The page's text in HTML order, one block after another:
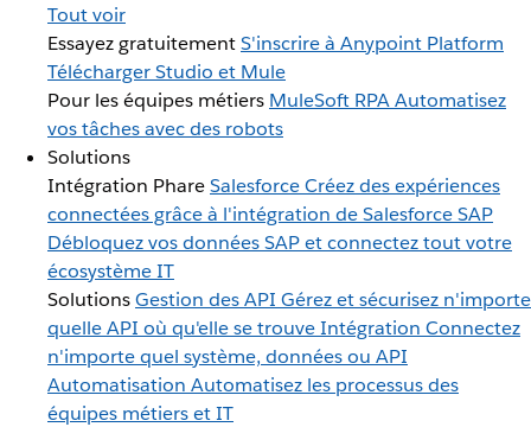
Tout voir
Essayez gratuitementS'inscrire à Anypoint Platform
Télécharger Studio et Mule
Pour les équipes métiers MuleSoft RPAAutomatisez
vos tâches avec des robots
Solutions
Intégration PhareSalesforceCréez des expériences
connectées grâce à l'intégration de SalesforceSAP
Débloquez vos données SAP et connectez tout votre
écosystème IT
SolutionsGestion des API Gérez et sécurisez n'importe
quelle API où qu'elle se trouveIntégration Connectez
n'importe quel système, données ou API
Automatisation Automatisez les processus des
équipes métiers et IT